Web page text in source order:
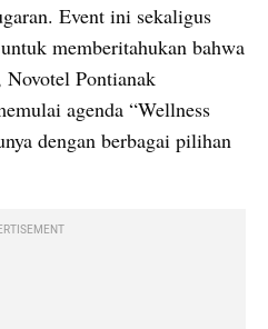
Event ini sekaligus
memberitahukan bahwa
Novotel Pontianak
agenda “Wellness
dengan berbagai pilihan